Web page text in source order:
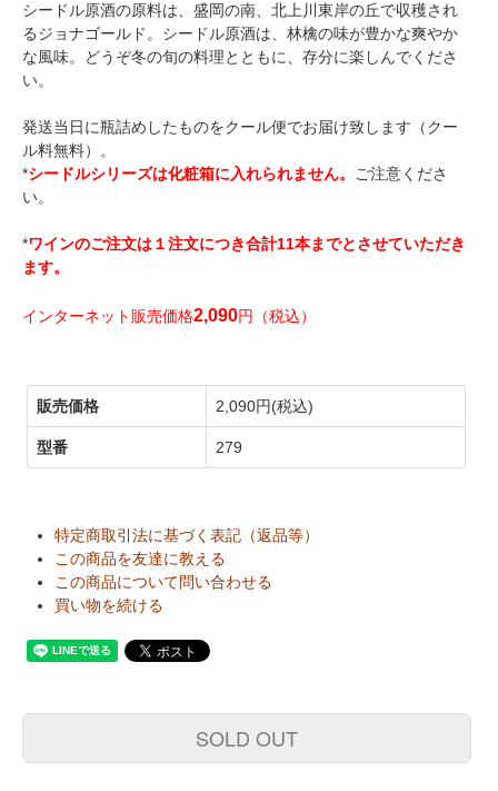
シードル原酒の原料は、盛岡の南、北上川東岸の丘で収穫され
るジョナゴールド。シードル原酒は、林檎の味が豊かな爽やか
な風味。どうぞ冬の旬の料理とともに、存分に楽しんでくださ
い。
発送当日に瓶詰めしたものをクール便でお届け致します（クー
ル料無料）。
*シードルシリーズは化粧箱に入れられません。
ご注意くださ
い。
*ワインのご注文は１注文につき合計11本までとさせていただき
ます。
インターネット販売価格2,090円（税込）
販売価格 2,090円(税込)
型番 279
特定商取引法に基づく表記（返品等）
この商品を友達に教える
この商品について問い合わせる
買い物を続ける
SOLD OUT